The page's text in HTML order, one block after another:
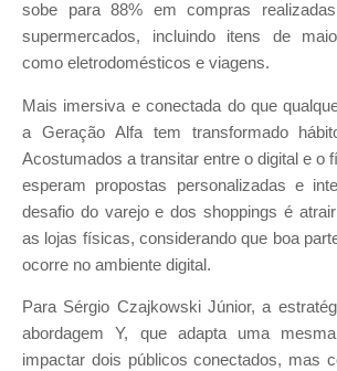
sobe para 88% em compras
supermercados, incluindo itens de
como eletrodomésticos e viagens.
Mais imersiva e conectada do que
a Geração Alfa tem transformado
Acostumados a transitar entre o digital e o
esperam propostas personalizadas e
desafio do varejo e dos shoppings é
as lojas físicas, considerando que boa
ocorre no ambiente digital.
Para Sérgio Czajkowski Júnior, a
abordagem Y, que adapta uma
impactar dois públicos conectados, mas